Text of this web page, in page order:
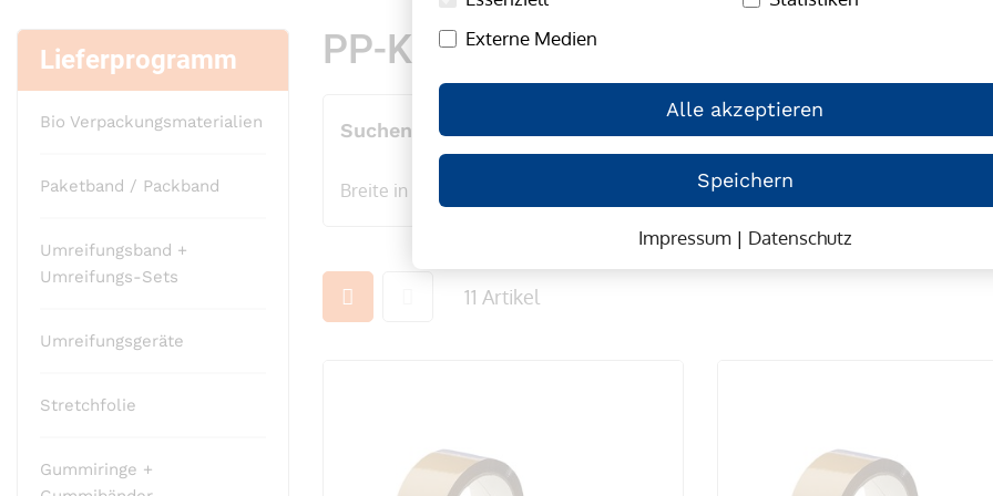
Externe Medien
Alle akzeptieren
Speichern
Impressum| Datenschutz
Lieferprogramm
Bio Verpackungsmaterialien
Paketband / Packband
Umreifungsband +
Umreifungs-Sets
Umreifungsgeräte
Stretchfolie
Gummiringe +
PP-Klebeband zum Sparpreis
Suchen nach
Breite in mm
11 Artikel